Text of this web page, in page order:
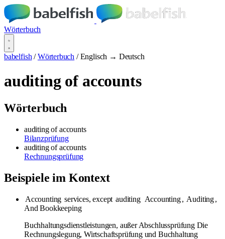
Wörterbuch
babelfish / Wörterbuch / Englisch → Deutsch
auditing of accounts
Wörterbuch
auditing of accounts
Bilanzprüfung
auditing of accounts
Rechnungsprüfung
Beispiele im Kontext
Accounting services, except auditing Accounting, Auditing,
And Bookkeeping
Buchhaltungsdienstleistungen, außer Abschlussprüfung Die
Rechnungslegung, Wirtschaftsprüfung und Buchhaltung